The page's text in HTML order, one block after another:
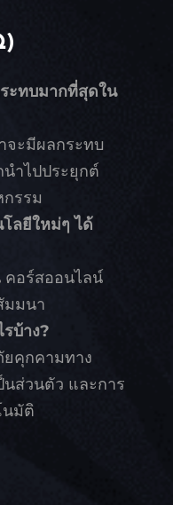
ะทบมากที่สุดใน
จะมีผลกระทบ
ำไปประยุกต์
รรม
โลยีใหม่ๆ ได้
คอร์สออนไลน์
มมนา
บ้าง?
คุกคามทาง
นส่วนตัว และการ
นมัติ